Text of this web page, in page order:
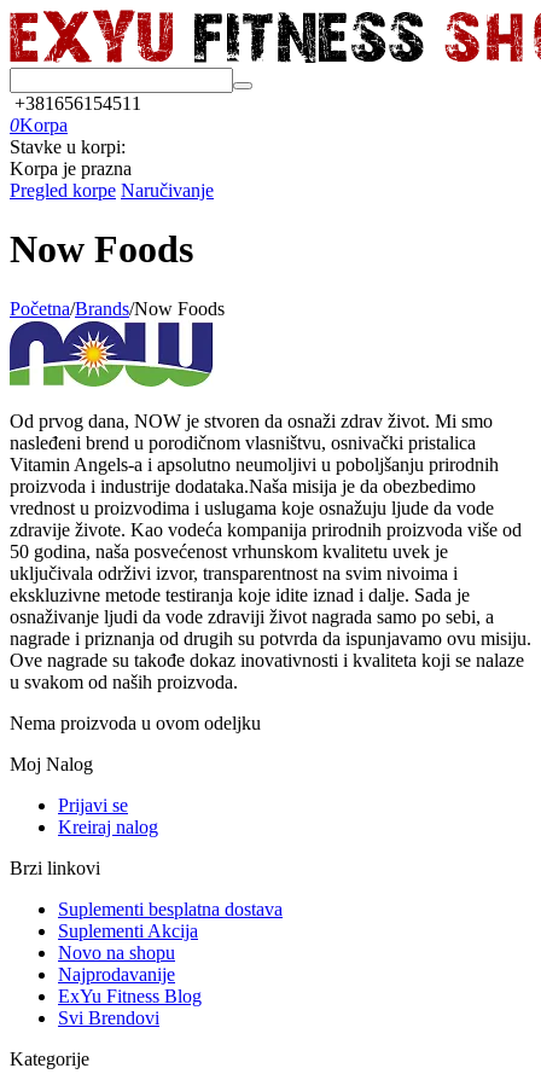
+381656154511
0Korpa
Stavke u korpi:
Korpa je prazna
Pregled korpe Naručivanje
Now Foods
Početna/Brands/Now Foods
Od prvog dana, NOW je stvoren da osnaži zdrav život. Mi smo
nasleđeni brend u porodičnom vlasništvu, osnivački pristalica
Vitamin Angels-a i apsolutno neumoljivi u poboljšanju prirodnih
proizvoda i industrije dodataka.Naša misija je da obezbedimo
vrednost u proizvodima i uslugama koje osnažuju ljude da vode
zdravije živote. Kao vodeća kompanija prirodnih proizvoda više od
50 godina, naša posvećenost vrhunskom kvalitetu uvek je
uključivala održivi izvor, transparentnost na svim nivoima i
ekskluzivne metode testiranja koje idite iznad i dalje. Sada je
osnaživanje ljudi da vode zdraviji život nagrada samo po sebi, a
nagrade i priznanja od drugih su potvrda da ispunjavamo ovu misiju.
Ove nagrade su takođe dokaz inovativnosti i kvaliteta koji se nalaze
u svakom od naših proizvoda.
Nema proizvoda u ovom odeljku
Moj Nalog
Prijavi se
Kreiraj nalog
Brzi linkovi
Suplementi besplatna dostava
Suplementi Akcija
Novo na shopu
Najprodavanije
ExYu Fitness Blog
Svi Brendovi
Kategorije